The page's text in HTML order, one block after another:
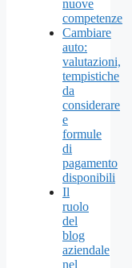
nuove
competenze
Cambiare
auto:
valutazioni,
tempistiche
da
considerare
e
formule
di
pagamento
disponibili
Il
ruolo
del
blog
aziendale
nel